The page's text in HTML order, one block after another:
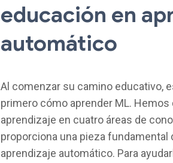
educación en
automático
Al comenzar su camino educativo,
primero cómo aprender ML.
aprendizaje en cuatro áreas de
proporciona una pieza fundamental
aprendizaje automático. Para